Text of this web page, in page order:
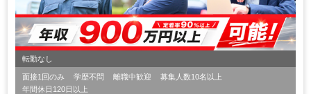
転勤なし
面接1回のみ 学歴不問 離職中歓迎
募集人数10名以上
年間休日120日以上